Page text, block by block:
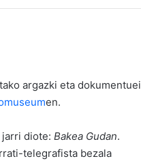
argazki eta dokumentuei
en.
diote: Bakea Gudan.
telegrafista bezala